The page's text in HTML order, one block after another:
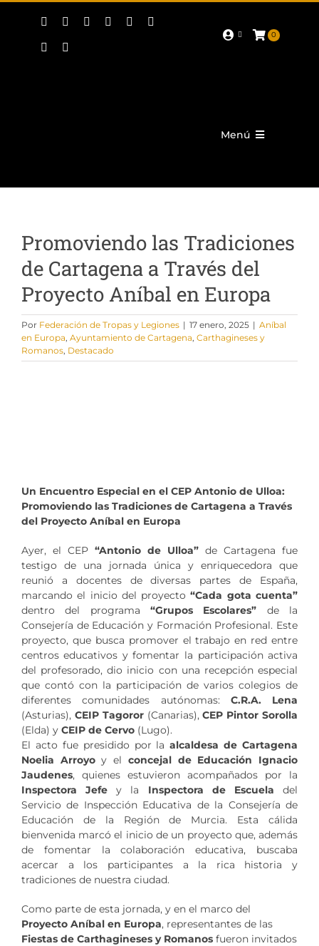
Saltar
0
Menú
Actualidad
Tropas y Legiones
Fiestas
Promoción
PROYECTOS
Patrocinadores
Promoviendo las Tradiciones
de Cartagena a Través del
Proyecto Aníbal en Europa
Por Federación de Tropas y Legiones | 17 enero, 2025 | Aníbal
en Europa, Ayuntamiento de Cartagena, Carthagineses y
Romanos, Destacado
Un Encuentro Especial en el CEP Antonio de Ulloa:
Promoviendo las Tradiciones de Cartagena a Través
del Proyecto Aníbal en Europa
Ayer, el CEP “Antonio de Ulloa” de Cartagena fue
testigo de una jornada única y enriquecedora que
reunió a docentes de diversas partes de España,
marcando el inicio del proyecto“Cada gota cuenta”
dentro del programa “Grupos Escolares” de la
Consejería de Educación y Formación Profesional. Este
proyecto, que busca promover el trabajo en red entre
centros educativos y fomentar la participación activa
del profesorado, dio inicio con una recepción especial
que contó con la participación de varios colegios de
diferentes comunidades autónomas: C.R.A. Lena
(Asturias), CEIP Tagoror(Canarias),CEP Pintor Sorolla
(Elda) y CEIP de Cervo(Lugo).
El acto fue presidido por laalcaldesa de Cartagena
Noelia Arroyoy el concejal de Educación Ignacio
Jaudenes, quienes estuvieron acompañados por la
Inspectora Jefe y la Inspectora de Escuela del
Servicio de Inspección Educativa de la Consejería de
Educación de la Región de Murcia. Esta cálida
bienvenida marcó el inicio de un proyecto que, además
de fomentar la colaboración educativa, buscaba
acercar a los participantes a la rica historia y
tradiciones de nuestra ciudad.
Como parte de esta jornada, y en el marco del
Proyecto Aníbal en Europa, representantes de las
Fiestas de Carthagineses y Romanosfueron invitados